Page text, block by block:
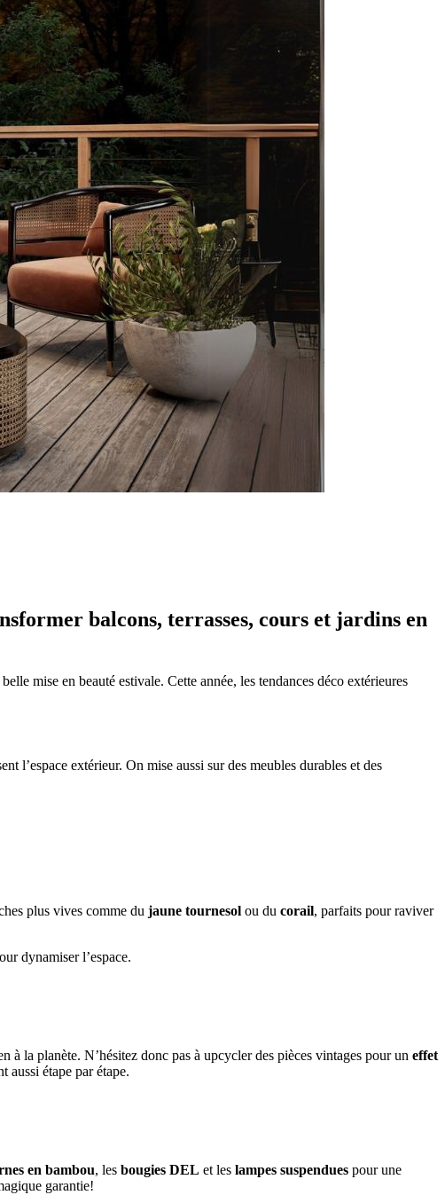
balcons, terrasses, cours et jardins en
mise en beauté estivale. Cette année, les tendances déco extérieures
l’espace extérieur. On mise aussi sur des meubles durables et des
plus vives comme du jaune tournesol ou du corail, parfaits pour raviver
dynamiser l’espace.
la planète. N’hésitez donc pas à upcycler des pièces vintages pour un effet
aussi étape par étape.
en bambou, les bougies DEL et les lampes suspendues pour une
garantie!